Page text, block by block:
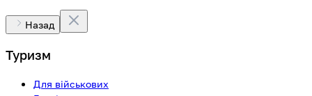
Назад
Туризм
Для військових